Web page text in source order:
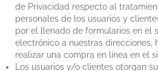
de Privacidad respecto al
personales de los usuarios y
por el llenado de formularios en el
electrónico a nuestras direcciones,
realizar una compra en línea en el
Los usuarios y/o clientes otorgan